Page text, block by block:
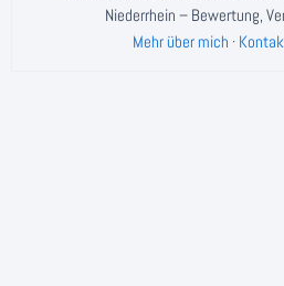
Niederrhein – Bewertung,
Mehr über mich ·